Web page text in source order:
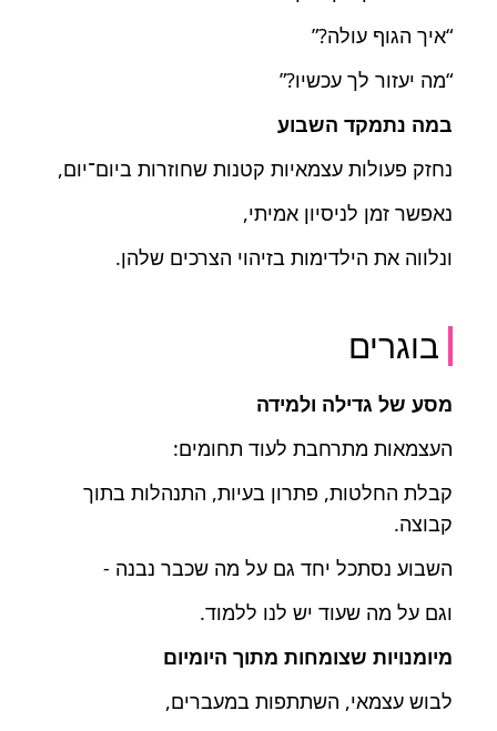
“איך הגוף עולה?”
“מה יעזור לך עכשיו?”
במה נתמקד השבוע
נחזק פעולות עצמאיות קטנות שחוזרות ביום־יום,
נאפשר זמן לניסיון אמיתי,
ונלווה את הילדימות בזיהוי הצרכים שלהן.
בוגרים
מסע של גדילה ולמידה
העצמאות מתרחבת לעוד תחומים:
קבלת החלטות, פתרון בעיות, התנהלות בתוך
קבוצה.
השבוע נסתכל יחד גם על מה שכבר נבנה -
וגם על מה שעוד יש לנו ללמוד.
מיומנויות שצומחות מתוך היומיום
לבוש עצמאי, השתתפות במעברים,